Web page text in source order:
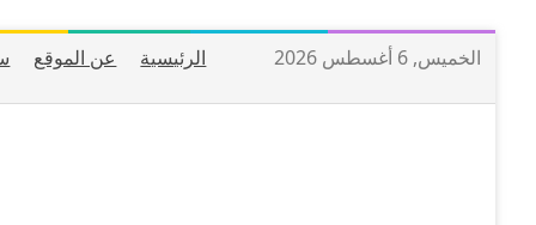
الخميس, 6 أغسطس 2026 الرئيسية عن الموقع